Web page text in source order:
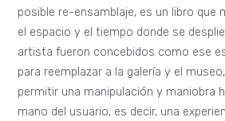
posible re-ensamblaje, es un libro que
el espacio y el tiempo donde se
artista fueron concebidos como ese
para reemplazar a la galería y el
permitir una manipulación y maniobra
mano del usuario, es decir, una